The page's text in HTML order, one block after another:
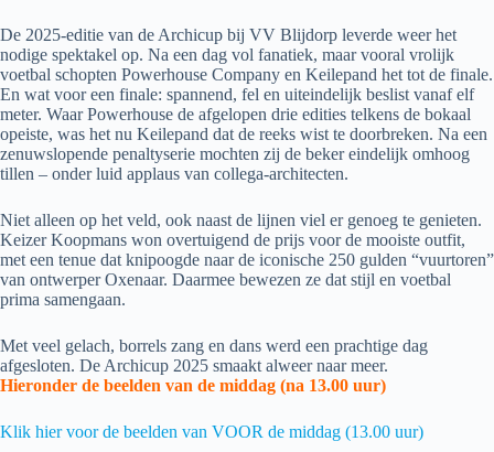
De 2025-editie van de Archicup bij VV Blijdorp leverde weer het
nodige spektakel op. Na een dag vol fanatiek, maar vooral vrolijk
voetbal schopten Powerhouse Company en Keilepand het tot de finale.
En wat voor een finale: spannend, fel en uiteindelijk beslist vanaf elf
meter. Waar Powerhouse de afgelopen drie edities telkens de bokaal
opeiste, was het nu Keilepand dat de reeks wist te doorbreken. Na een
zenuwslopende penaltyserie mochten zij de beker eindelijk omhoog
tillen – onder luid applaus van collega-architecten.
Niet alleen op het veld, ook naast de lijnen viel er genoeg te genieten.
Keizer Koopmans won overtuigend de prijs voor de mooiste outfit,
met een tenue dat knipoogde naar de iconische 250 gulden “vuurtoren”
van ontwerper Oxenaar. Daarmee bewezen ze dat stijl en voetbal
prima samengaan.
Met veel gelach, borrels zang en dans werd een prachtige dag
afgesloten. De Archicup 2025 smaakt alweer naar meer.
Hieronder de beelden van de middag (na 13.00 uur)
Klik hier voor de beelden van VOOR de middag (13.00 uur)